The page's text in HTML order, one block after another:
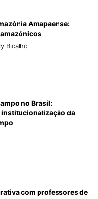
Amapaense:
Bicalho
no Brasil:
da
com professores de